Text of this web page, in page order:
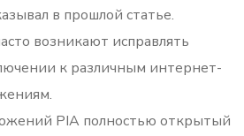
в прошлой статье.
возникают исправлять
к различным интернет-
PIA полностью открытый